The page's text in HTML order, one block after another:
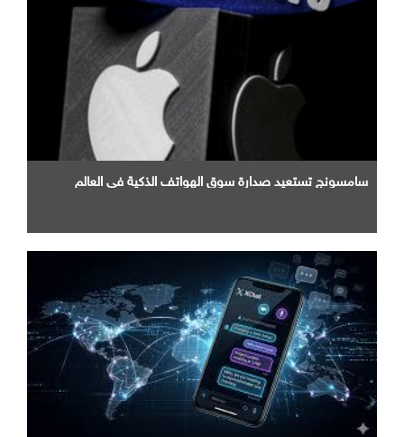
سامسونج تستعيد صدارة سوق الهواتف الذكية في العالم